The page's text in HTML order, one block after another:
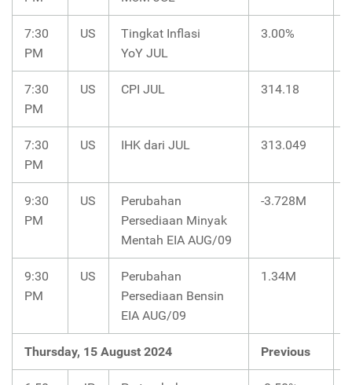
7:30
PM
US
Tingkat Inflasi
YoY JUL
3.00%
7:30
PM
US CPI JUL 314.18
7:30
PM
US IHK dari JUL 313.049
9:30
PM
US
Perubahan
Persediaan Minyak
Mentah EIA AUG/09
-3.728M
9:30
PM
US
Perubahan
Persediaan Bensin
EIA AUG/09
1.34M
Thursday, 15 August 2024 Previous